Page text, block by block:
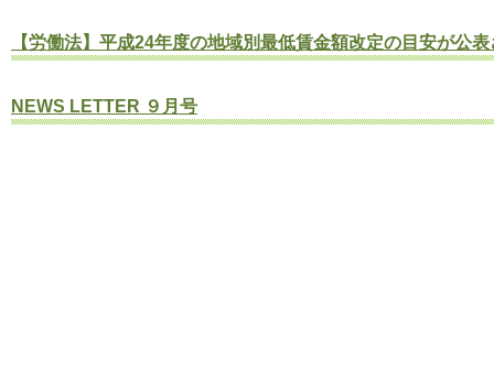
【労働法】平成24年度の地域別最低賃金額改定の目安が公
NEWS LETTER ９月号